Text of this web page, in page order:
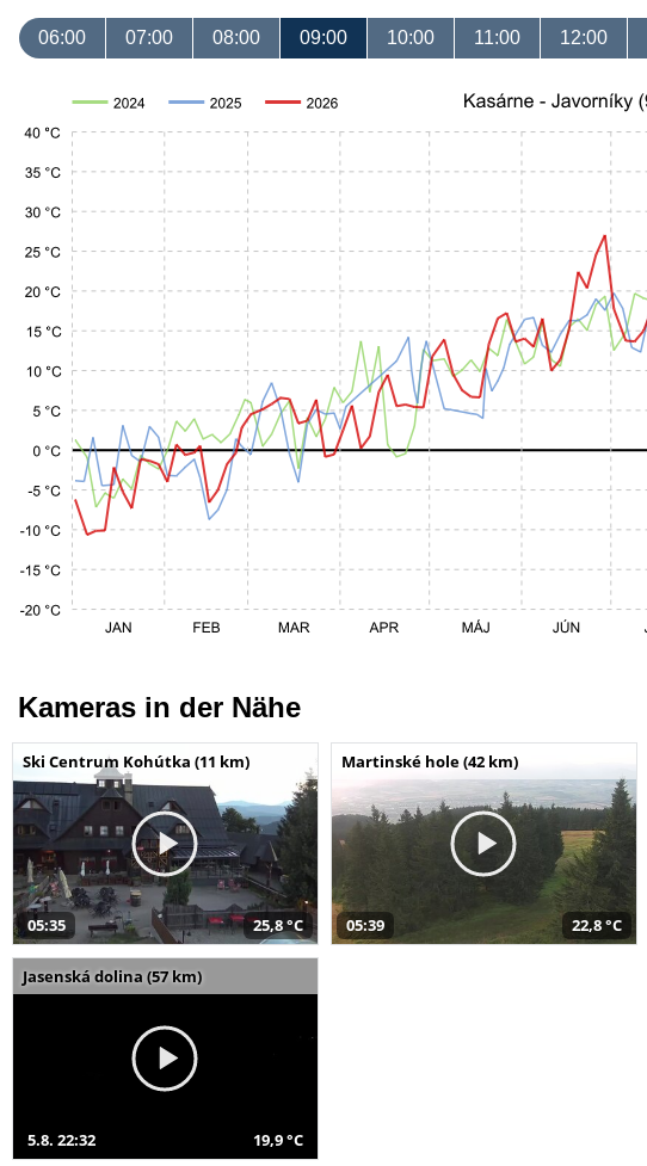
06:00 07:00 08:00 09:00 10:00 11:00 12:00
Kameras in der Nähe
Ski Centrum Kohútka (11 km)
05:35 25,8 °C
Martinské hole (42 km)
05:39 22,8 °C
Jasenská dolina (57 km)
5.8. 22:32 19,9 °C